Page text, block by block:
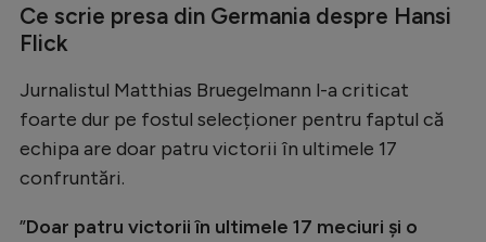
Handbal
Formula 1
Ce scrie presa din Germania despre Hansi
Flick
Jurnalistul Matthias Bruegelmann l-a criticat
foarte dur pe fostul selecționer pentru faptul că
echipa are doar patru victorii în ultimele 17
confruntări.
”Doar patru victorii în ultimele 17 meciuri și o